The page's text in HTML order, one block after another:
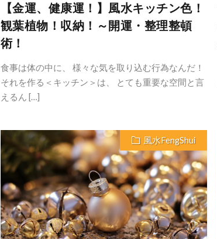
【金運、健康運！】風水キッチン色！
観葉植物！収納！～開運・整理整頓
術！
食事は体の中に、 様々な気を取り込む行為なんだ！
それを作る＜キッチン＞は、 とても重要な空間と言
えるん […]
風水FengShui